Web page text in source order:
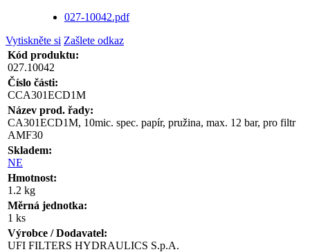
027-10042.pdf
Vytiskněte si Zašlete odkaz
Kód produktu:
027.10042
Číslo části:
CCA301ECD1M
Název prod. řady:
CA301ECD1M, 10mic. spec. papír, pružina, max. 12 bar, pro filtr
AMF30
Skladem:
NE
Hmotnost:
1.2 kg
Měrná jednotka:
1 ks
Výrobce / Dodavatel:
UFI FILTERS HYDRAULICS S.p.A.